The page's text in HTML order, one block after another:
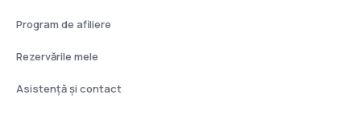
Program de afiliere
Rezervările mele
Asistenţă şi contact